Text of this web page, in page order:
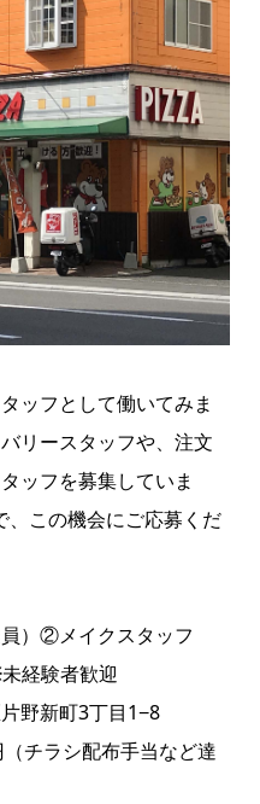
ッフとして働いてみま
リースタッフや、注文
ッフを募集していま
、この機会にご応募くだ
）②メイクスタッフ
経験者歓迎
野新町3丁目1−8
チラシ配布手当など達